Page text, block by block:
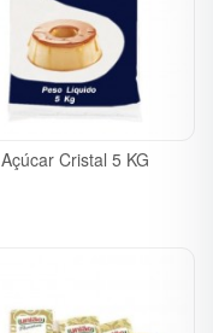
Açúcar Cristal 5 KG